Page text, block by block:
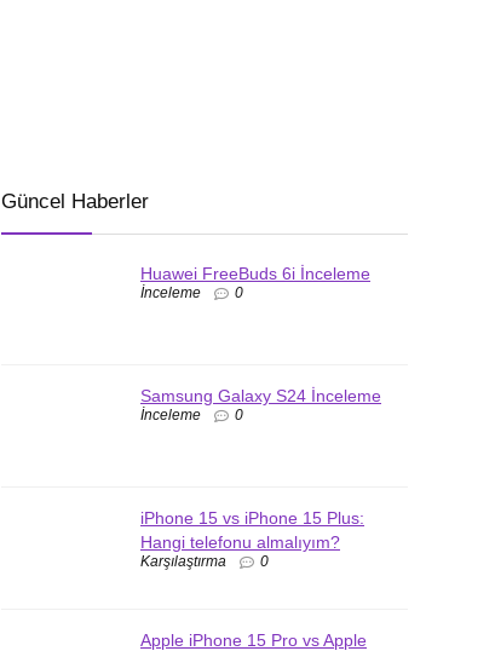
Güncel Haberler
Huawei FreeBuds 6i İnceleme
İnceleme 0
Samsung Galaxy S24 İnceleme
İnceleme 0
iPhone 15 vs iPhone 15 Plus:
Hangi telefonu almalıyım?
Karşılaştırma 0
Apple iPhone 15 Pro vs Apple